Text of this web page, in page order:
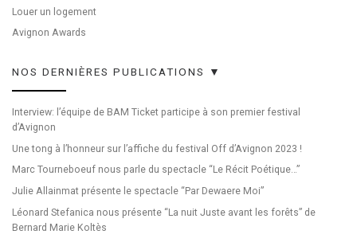
Louer un logement
Avignon Awards
NOS DERNIÈRES PUBLICATIONS ▼
Interview: l’équipe de BAM Ticket participe à son premier festival
d’Avignon
Une tong à l’honneur sur l’affiche du festival Off d’Avignon 2023 !
Marc Tourneboeuf nous parle du spectacle “Le Récit Poétique…”
Julie Allainmat présente le spectacle “Par Dewaere Moi”
Léonard Stefanica nous présente “La nuit Juste avant les forêts” de
Bernard Marie Koltès